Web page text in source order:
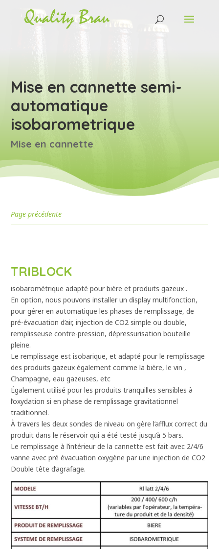
Mise en cannette semi-
automatique
isobarometrique
Mise en cannette
Page précédente
TRIBLOCK
isobarométrique adapté pour bière et produits gazeux .
En option, nous pouvons installer un display multifonction,
pour gérer en automatique les phases de remplissage, de
pré-évacuation d’air, injection de CO2 simple ou double,
remplisseuse contre-pression, dépressurisation bouteille
pleine.
Le remplissage est isobarique, et adapté pour le remplissage
des produits gazeux également comme la bière, le vin ,
Champagne, eau gazeuses, etc
Également utilisé pour les produits tranquilles sensibles à
l’oxydation si en phase de remplissage gravitationnel
traditionnel.
À travers les deux sondes de niveau on gère l’afflux correct du
produit dans le réservoir qui a été testé jusqu’à 5 bars.
Le remplissage à l’intérieur de la cannette est fait avec 2/4/6
vanne avec pré évacuation oxygène par une injection de CO2
Double tête d’agrafage.